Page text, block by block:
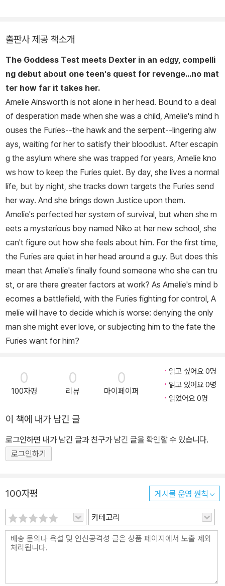
출판사 제공 책소개
The Goddess Test meets Dexter in an edgy, compelli
ng debut about one teen's quest for revenge...no mat
ter how far it takes her.
Amelie Ainsworth is not alone in her head. Bound to a deal
of desperation made when she was a child, Amelie's mind h
ouses the Furies--the hawk and the serpent--lingering alw
ays, waiting for her to satisfy their bloodlust. After escapin
g the asylum where she was trapped for years, Amelie kno
ws how to keep the Furies quiet. By day, she lives a normal
life, but by night, she tracks down targets the Furies send
her way. And she brings down Justice upon them.
Amelie's perfected her system of survival, but when she m
eets a mysterious boy named Niko at her new school, she
can't figure out how she feels about him. For the first time,
the Furies are quiet in her head around a guy. But does this
mean that Amelie's finally found someone who she can tru
st, or are there greater factors at work? As Amelie's mind b
ecomes a battlefield, with the Furies fighting for control, A
melie will have to decide which is worse: denying the only
man she might ever love, or subjecting him to the fate the
Furies want for him?
0
100자평
0
리뷰
0
마이페이퍼
읽고 싶어요 0명
읽고 있어요 0명
읽었어요 0명
이 책에 내가 남긴 글
로그인하면 내가 남긴 글과 친구가 남긴 글을 확인할 수 있습니다.
로그인하기
100자평 게시물 운영 원칙
카테고리